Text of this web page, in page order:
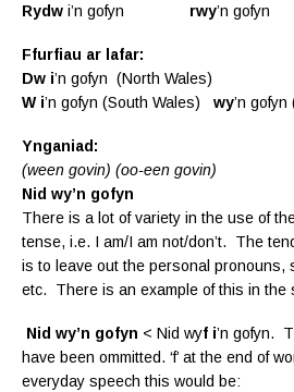
Rydw i’n gofyn rwy’n gofyn
Ffurfiau ar lafar:
Dw i’n gofyn (North Wales)
W i’n gofyn (South Wales) wy’n
Ynganiad:
(ween govin) (oo-een govin)
Nid wy’n gofyn
There is a lot of variety in the use of
tense, i.e. I am/I am not/don’t. The
is to leave out the personal pronouns,
etc. There is an example of this in the
Nid wy’n gofyn < Nid wyf i’n gofyn.
have been ommitted. ‘f’ at the end of
everyday speech this would be: